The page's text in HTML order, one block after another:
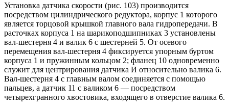
Установка датчика скорости (рис. 103) производится
посредством цилиндрического редуктора, корпус 1 которого
является торцовой крышкой главного вала гидропередачи. В
расточках корпуса 1 на шарикоподшипниках 3 установлены
вал-шестерня 4 и валик 6 с шестерней 5. От осевого
перемещения вал-шестерня 4 фиксируется упорным буртом
корпуса 1 и пружинным кольцом 2; фланец 10 одновременно
служит для центрирования датчика И относительно валика 6.
Вал-шестерня 4 с главным валом соединяется с помощью
пальцев, а датчик 11 с валиком 6 — посредством
четырехгранного хвостовика, входящего в отверстие валика 6.